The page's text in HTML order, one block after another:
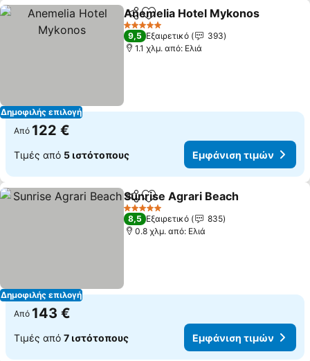
Δημοφιλής επιλογή
Κοινοποίηση
Προσθήκη στα αγαπημένα
Anemelia Hotel Mykonos
5 Αστέρια
9,5 Εξαιρετικό
393
1.1 χλμ. από: Ελιά
Από 122 €
Τιμές από 5 ιστότοπους Εμφάνιση τιμών
Δημοφιλής επιλογή
Κοινοποίηση
Προσθήκη στα αγαπημένα
Sunrise Agrari Beach
5 Αστέρια
8,5 Εξαιρετικό
835
0.8 χλμ. από: Ελιά
Από 143 €
Τιμές από 7 ιστότοπους Εμφάνιση τιμών